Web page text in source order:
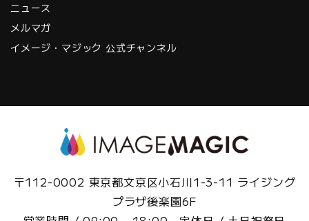
ニュース
メルマガ
イメージ・マジック 公式チャンネル
〒112-0002 東京都文京区小石川1-3-11 ライジング
プラザ後楽園6F